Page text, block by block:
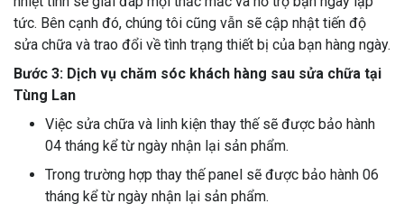
tức. Bên cạnh đó, chúng tôi cũng vẫn sẽ cập nhật tiến độ
sửa chữa và trao đổi về tình trạng thiết bị của bạn hàng ngày.
Bước 3: Dịch vụ chăm sóc khách hàng sau sửa chữa tại
Tùng Lan
Việc sửa chữa và linh kiện thay thế sẽ được bảo hành
04 tháng kể từ ngày nhận lại sản phẩm.
Trong trường hợp thay thế panel sẽ được bảo hành 06
tháng kể từ ngày nhận lại sản phẩm.